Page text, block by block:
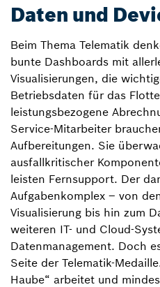
Daten und
Beim Thema Telematik
bunte Dashboards mit
Visualisierungen, die
Betriebsdaten für das
leistungsbezogene
Service-Mitarbeiter
Aufbereitungen. Sie
ausfallkritischer
leisten Fernsupport. Der
Aufgabenkomplex – von
Visualisierung bis hin zum
weiteren IT- und Cloud-
Datenmanagement. Doch
Seite der Telematik-
Haube“ arbeitet und